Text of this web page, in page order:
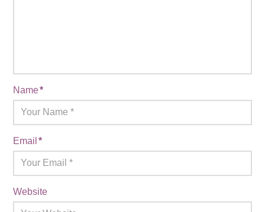
Name*
Email*
Website